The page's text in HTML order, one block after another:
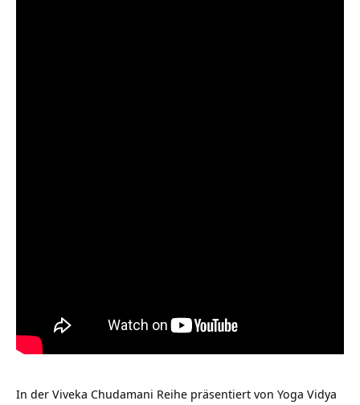
In der Viveka Chudamani Reihe präsentiert von Yoga Vidya